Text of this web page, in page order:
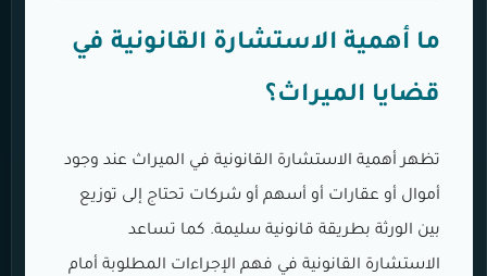
ما أهمية الاستشارة القانونية في
قضايا الميراث؟
تظهر أهمية الاستشارة القانونية في الميراث عند وجود
أموال أو عقارات أو أسهم أو شركات تحتاج إلى توزيع
بين الورثة بطريقة قانونية سليمة. كما تساعد
الاستشارة القانونية في فهم الإجراءات المطلوبة أمام